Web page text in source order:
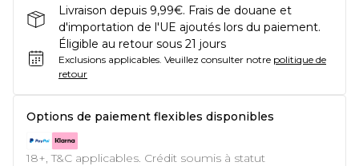
Livraison depuis 9,99€. Frais de douane et
d'importation de l'UE ajoutés lors du paiement.
Éligible au retour sous 21 jours
Exclusions applicables. Veuillez consulter notre politique de
retour
Options de paiement flexibles disponibles
18+, T&C applicables. Crédit soumis à statut